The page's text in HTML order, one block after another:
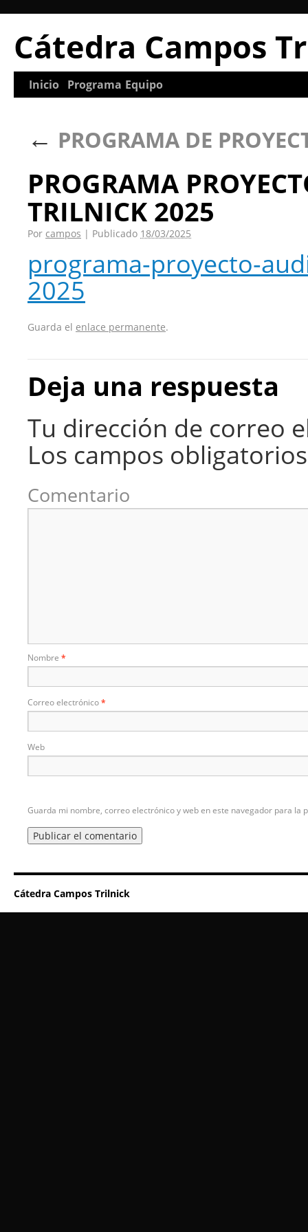
Cátedra Campos
Inicio Programa Equipo
← PROGRAMA DE
PROGRAMA
TRILNICK 2025
Por campos | Publicado 18/03/2025
programa-proyecto-
2025
Guarda el enlace permanente.
Deja una respuesta
Tu dirección de correo
Los campos
Comentario
Nombre *
Correo electrónico*
Web
Guarda mi nombre, correo electrónico y web en este navegador para la
Cátedra Campos Trilnick